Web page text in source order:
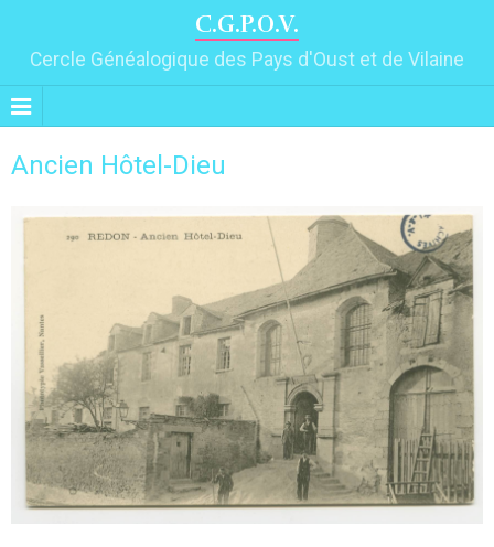
C.G.P.O.V.
Cercle Généalogique des Pays d'Oust et de Vilaine
Ancien Hôtel-Dieu